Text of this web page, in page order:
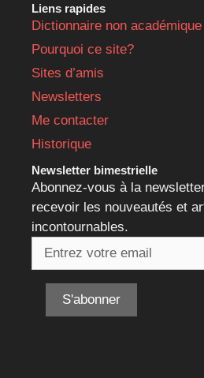
Liens rapides
Dictionnaire non académique
Pourquoi ce site?
Sites d’amis
Newsletters
Me contacter
Historique
Newsletter bimestrielle
Abonnez-vous à la
recevoir les nouveautés et
incontournables.